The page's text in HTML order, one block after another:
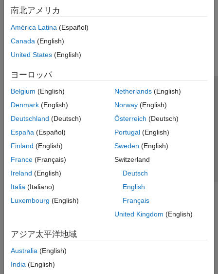
南北アメリカ
América Latina (Español)
Canada (English)
United States (English)
ヨーロッパ
Belgium (English)
Denmark (English)
Deutschland (Deutsch)
España (Español)
Finland (English)
France (Français)
Ireland (English)
Italia (Italiano)
Luxembourg (English)
Netherlands(English)
Norway(English)
Österreich (Deutsch)
Portugal(English)
Sweden (English)
Switzerland
Deutsch
English
Français
United Kingdom (English)
アジア太平洋地域
Australia (English)
India (English)
トラストセンター
プライバシー ポリシー
違法コピー防止
アプリケーション ステータス
© 1994-2026 The MathWorks, Inc.